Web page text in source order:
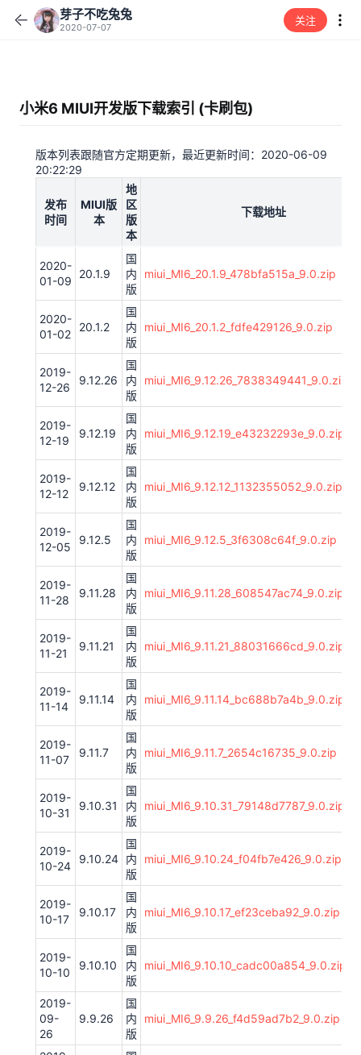
芽子不吃兔兔
2020-07-07
关注
小米6 MIUI开发版下载索引 (卡刷包)
版本列表跟随官方定期更新，最近更新时间：2020-06-09
20:22:29
发布
时间
MIUI版
本
地
区
版
本
下载地址
2020-
01-09
20.1.9
国
内
版
miui_MI6_20.1.9_478bfa515a_9.0.zip
2020-
01-02
20.1.2
国
内
版
miui_MI6_20.1.2_fdfe429126_9.0.zip
2019-
12-26
9.12.26
国
内
版
miui_MI6_9.12.26_7838349441_9.0.zip
2019-
12-19
9.12.19
国
内
版
miui_MI6_9.12.19_e43232293e_9.0.zip
2019-
12-12
9.12.12
国
内
版
miui_MI6_9.12.12_1132355052_9.0.zip
2019-
12-05
9.12.5
国
内
版
miui_MI6_9.12.5_3f6308c64f_9.0.zip
2019-
11-28
9.11.28
国
内
版
miui_MI6_9.11.28_608547ac74_9.0.zip
2019-
11-21
9.11.21
国
内
版
miui_MI6_9.11.21_88031666cd_9.0.zip
2019-
11-14
9.11.14
国
内
版
miui_MI6_9.11.14_bc688b7a4b_9.0.zip
2019-
11-07
9.11.7
国
内
版
miui_MI6_9.11.7_2654c16735_9.0.zip
2019-
10-31
9.10.31
国
内
版
miui_MI6_9.10.31_79148d7787_9.0.zip
2019-
10-24
9.10.24
国
内
版
miui_MI6_9.10.24_f04fb7e426_9.0.zip
2019-
10-17
9.10.17
国
内
版
miui_MI6_9.10.17_ef23ceba92_9.0.zip
2019-
10-10
9.10.10
国
内
版
miui_MI6_9.10.10_cadc00a854_9.0.zip
2019-
09-
26
9.9.26
国
内
版
miui_MI6_9.9.26_f4d59ad7b2_9.0.zip